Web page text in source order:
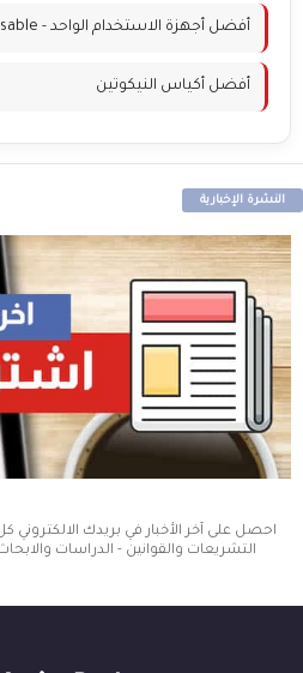
أفضل أجهزة الاستخدام الواحد - Disposable
أفضل أكياس النيكوتين
النشرة الإخبارية
احصل على آخر الأخبار في بريدك الالكتروني
التشريعات والقوانين - الدراسات